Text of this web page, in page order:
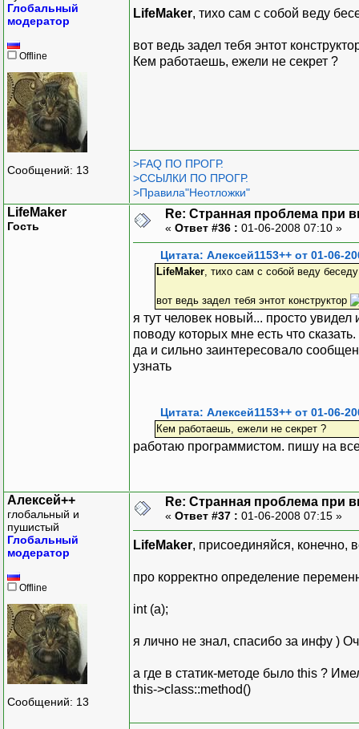
Глобальный
модератор
Offline
Сообщений: 13
LifeMaker, тихо сам с собой веду
вот ведь задел тебя энтот
Кем работаешь, ежели не секрет ?
>FAQ ПО ПРОГР.
>ССЫЛКИ ПО ПРОГР.
>Правила"Неотложки"
LifeMaker
Гость
Re: Странная проблема при
« Ответ #36 : 01-06-2008 07:10 »
Цитата: Алексей1153++ от 01-06-
LifeMaker, тихо сам с собой веду
вот ведь задел тебя энтот конструктор
я тут человек новый... просто
поводу которых мне есть что
да и сильно заинтересовало
узнать
Цитата: Алексей1153++ от 01-06-
Кем работаешь, ежели не секрет ?
работаю программистом. пишу на
Алексей++
глобальный и
пушистый
Глобальный
модератор
Offline
Сообщений: 13
Re: Странная проблема при
« Ответ #37 : 01-06-2008 07:15 »
LifeMaker, присоединяйся,
про корректно определение
int (a);
я лично не знал, спасибо за инфу )
а где в статик-методе было this ?
this->class::method()